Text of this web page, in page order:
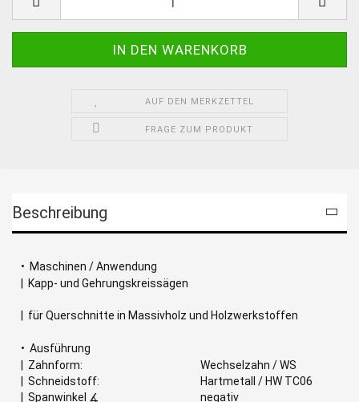
AUF DEN MERKZETTEL
FRAGE ZUM PRODUKT
Beschreibung
• Maschinen / Anwendung
| Kapp- und Gehrungskreissägen
| für Querschnitte in Massivholz und Holzwerkstoffen
• Ausführung
| Zahnform:
Wechselzahn / WS
| Schneidstoff:
Hartmetall / HW TC06
| Spanwinkel ∡
negativ